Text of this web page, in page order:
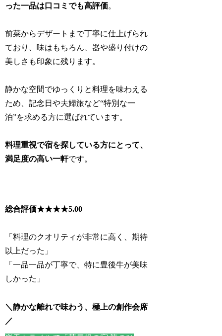
った一品は口コミでも高評価。
前菜からデザートまで丁寧に仕上げられ
ており、味はもちろん、器や盛り付けの
美しさも印象に残ります。
静かな空間でゆっくりと料理を味わえる
ため、記念日や夫婦旅など“特別な一
泊”を求める方に選ばれています。
料理重視で宿を探している方にとって、
満足度の高い一軒です。
総合評価★★★★5.00
「料理のクオリティが非常に高く、期待
以上だった」
「一品一品が丁寧で、特に豊後牛が美味
しかった」
＼静かな離れで味わう、極上の創作会席
／